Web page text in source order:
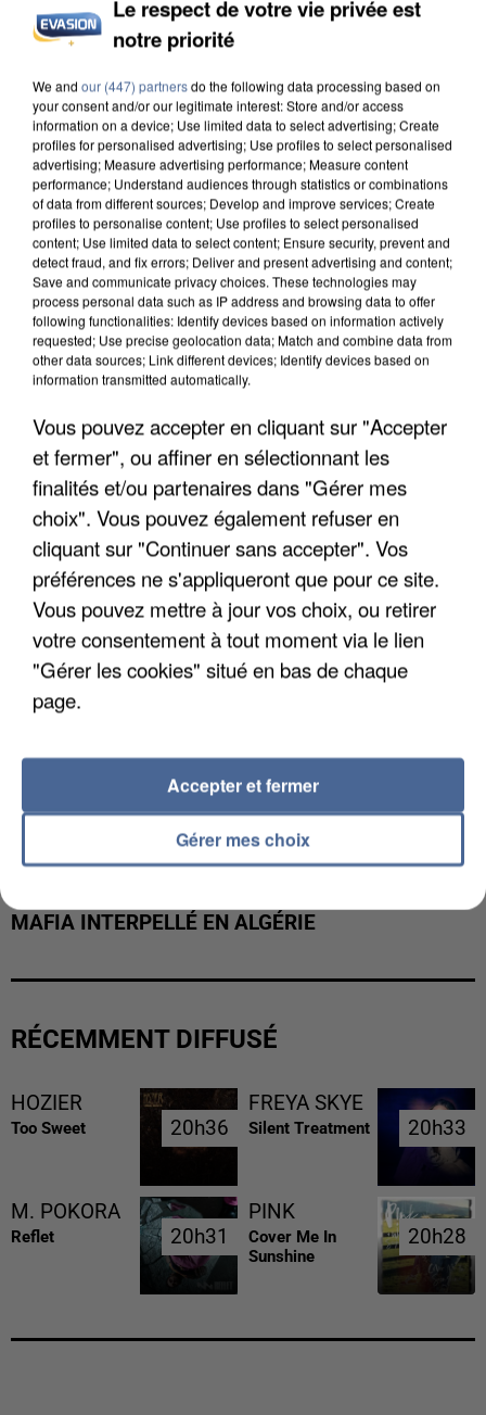
DE SOLIDARITÉ AVEC LES...
APRÈS TOUTES CES CANICULES, LES REFUGES
DE FAUNE SAUVAGE SONT...
MAFIA INTERPELLÉ EN ALGÉRIE
RÉCEMMENT DIFFUSÉ
HOZIER
Too Sweet 20h36
20h36
FREYA SKYE
Silent Treatment 20h33
20h33
M. POKORA
Reflet 20h31
20h31
PINK
Cover Me In
Sunshine
20h28
20h28
Le respect de votre vie privée est
notre priorité
We and our (447) partnersdo the following data processing based on
your consent and/or our legitimate interest: Store and/or access
information on a device; Use limited data to select advertising; Create
profiles for personalised advertising; Use profiles to select personalised
advertising; Measure advertising performance; Measure content
performance; Understand audiences through statistics or combinations
of data from different sources; Develop and improve services; Create
profiles to personalise content; Use profiles to select personalised
content; Use limited data to select content; Ensure security, prevent and
detect fraud, and fix errors; Deliver and present advertising and content;
Save and communicate privacy choices. These technologies may
process personal data such as IP address and browsing data to offer
following functionalities: Identify devices based on information actively
requested; Use precise geolocation data; Match and combine data from
other data sources; Link different devices; Identify devices based on
information transmitted automatically.
Vous pouvez accepter en cliquant sur "Accepter
et fermer", ou affiner en sélectionnant les
finalités et/ou partenaires dans "Gérer mes
choix". Vous pouvez également refuser en
cliquant sur "Continuer sans accepter". Vos
préférences ne s'appliqueront que pour ce site.
Vous pouvez mettre à jour vos choix, ou retirer
votre consentement à tout moment via le lien
"Gérer les cookies" situé en bas de chaque
page.
Gérer mes choix
Accepter et fermer